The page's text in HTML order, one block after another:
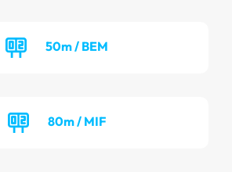
50m / BEM
80m / MIF